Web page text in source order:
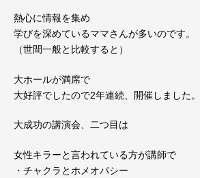
熱心に情報を集め
学びを深めているママさんが多いのです。
（世間一般と比較すると）
大ホールが満席で
大好評でしたので2年連続、開催しました。
大成功の講演会、二つ目は
女性キラーと言われている方が講師で
・チャクラとホメオパシー